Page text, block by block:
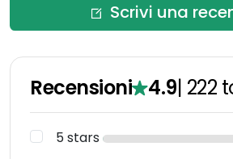
Scrivi una
Recensioni 4.9| 222
5 stars